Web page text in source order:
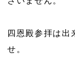
四恩殿参拝は出
せ。